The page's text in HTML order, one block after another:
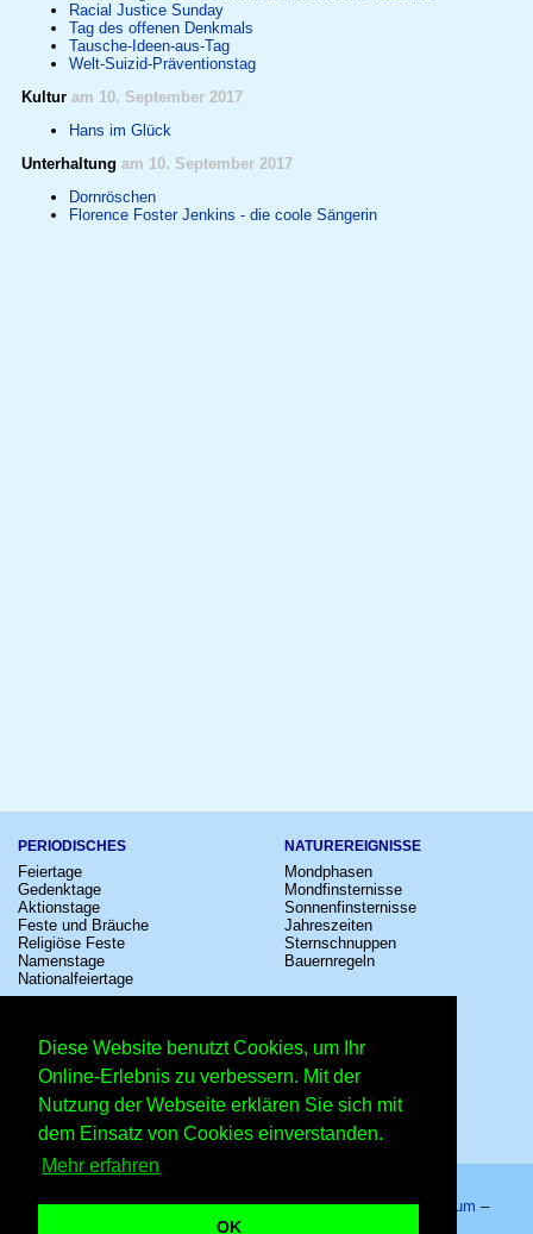
Diese Website benutzt Cookies, um Ihr
Online-Erlebnis zu verbessern. Mit der
Nutzung der Webseite erklären Sie sich mit
dem Einsatz von Cookies einverstanden.
Mehr erfahren
OK
Racial Justice Sunday
Tag des offenen Denkmals
Tausche-Ideen-aus-Tag
Welt-Suizid-Präventionstag
Kultur am 10. September 2017
Hans im Glück
Unterhaltung am 10. September 2017
Dornröschen
Florence Foster Jenkins - die coole Sängerin
PERIODISCHES
Feiertage
Gedenktage
Aktionstage
Feste und Bräuche
Religiöse Feste
Namenstage
Nationalfeiertage
NATUREREIGNISSE
Mondphasen
Mondfinsternisse
Sonnenfinsternisse
Jahreszeiten
Sternschnuppen
Bauernregeln
Kinostarts
Festivals
Großevents
Fußball
Comedy
Shows
Sternzeichen
Schalttage
Wahltage
Messen
Erinnerungen
Volksfeste
Startseite–Kalender–Lexikon–App–Sitemap–Impressum –
Datenschutzhinweis